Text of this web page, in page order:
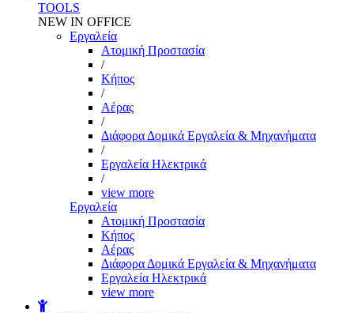
TOOLS
NEW IN OFFICE
Εργαλεία
Aτομική Προστασία
/
Kήπος
/
Αέρας
/
Διάφορα Δομικά Εργαλεία & Μηχανήματα
/
Εργαλεία Ηλεκτρικά
/
view more
Εργαλεία
Aτομική Προστασία
Kήπος
Αέρας
Διάφορα Δομικά Εργαλεία & Μηχανήματα
Εργαλεία Ηλεκτρικά
view more